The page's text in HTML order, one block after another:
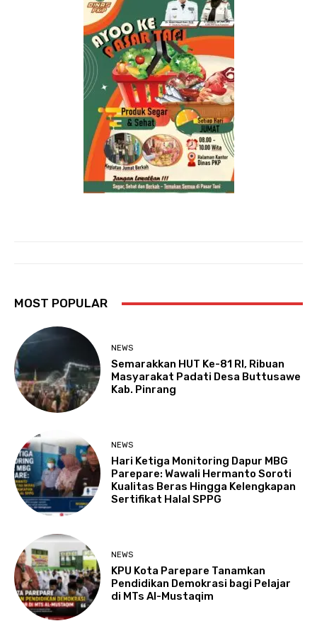
MOST POPULAR
NEWS
Semarakkan HUT Ke-81 RI, Ribuan
Masyarakat Padati Desa Buttusawe
Kab. Pinrang
NEWS
Hari Ketiga Monitoring Dapur MBG
Parepare: Wawali Hermanto Soroti
Kualitas Beras Hingga Kelengkapan
Sertifikat Halal SPPG
NEWS
KPU Kota Parepare Tanamkan
Pendidikan Demokrasi bagi Pelajar
di MTs Al-Mustaqim